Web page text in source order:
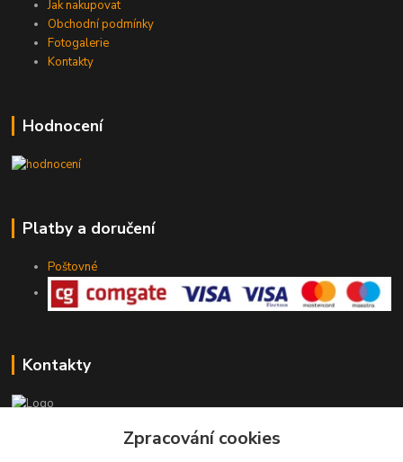
Jak nakupovat
Obchodní podmínky
Fotogalerie
Kontakty
Hodnocení
Platby a doručení
Poštovné
Kontakty
Zpracování cookies